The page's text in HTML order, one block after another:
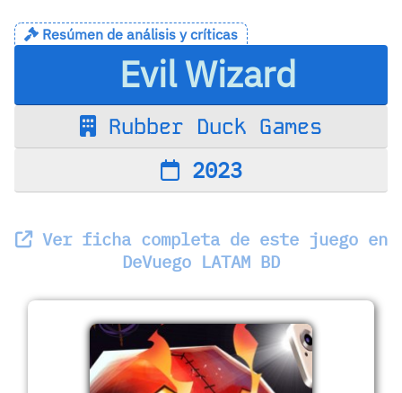
Resúmen de análisis y críticas
Evil Wizard
Rubber Duck Games
2023
Ver ficha completa de este juego en
DeVuego LATAM BD